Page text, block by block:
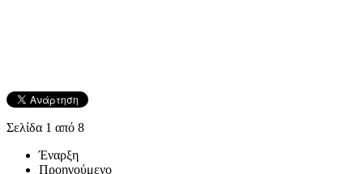
Σελίδα 1 από 8
Έναρξη
Προηγούμενο